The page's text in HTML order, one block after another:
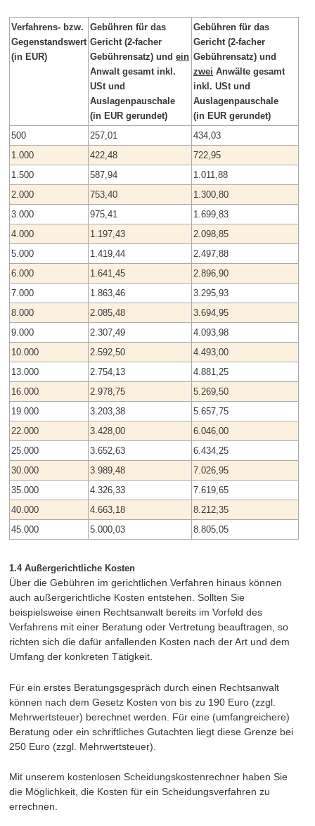
Verfahrens- bzw.
Gegenstandswert
(in EUR)
Gebühren für das
Gericht (2-facher
Gebührensatz) und ein
Anwalt gesamt inkl.
USt und
Auslagenpauschale
(in EUR gerundet)
Gebühren für das
Gericht (2-facher
Gebührensatz) und
zwei Anwälte gesamt
inkl. USt und
Auslagenpauschale
(in EUR gerundet)
500
257,01
434,03
1.000
422,48
722,95
1.500
587,94
1.011,88
2.000
753,40
1.300,80
3.000
975,41
1.699,83
4.000
1.197,43
2.098,85
5.000
1.419,44
2.497,88
6.000
1.641,45
2.896,90
7.000
1.863,46
3.295,93
8.000
2.085,48
3.694,95
9.000
2.307,49
4.093,98
10.000
2.592,50
4.493,00
13.000
2.754,13
4.881,25
16.000
2.978,75
5.269,50
19.000
3.203,38
5.657,75
22.000
3.428,00
6.046,00
25.000
3.652,63
6.434,25
30.000
3.989,48
7.026,95
35.000
4.326,33
7.619,65
40.000
4.663,18
8.212,35
45.000
5.000,03 8.805,05
1.4 Außergerichtliche Kosten
Über die Gebühren im gerichtlichen Verfahren hinaus können
auch außergerichtliche Kosten entstehen. Sollten Sie
beispielsweise einen Rechtsanwalt bereits im Vorfeld des
Verfahrens mit einer Beratung oder Vertretung beauftragen, so
richten sich die dafür anfallenden Kosten nach der Art und dem
Umfang der konkreten Tätigkeit.
Für ein erstes Beratungsgespräch durch einen Rechtsanwalt
können nach dem Gesetz Kosten von bis zu 190 Euro (zzgl.
Mehrwertsteuer) berechnet werden. Für eine (umfangreichere)
Beratung oder ein schriftliches Gutachten liegt diese Grenze bei
250 Euro (zzgl. Mehrwertsteuer).
Mit unserem kostenlosen Scheidungskostenrechner haben Sie
die Möglichkeit, die Kosten für ein Scheidungsverfahren zu
errechnen.